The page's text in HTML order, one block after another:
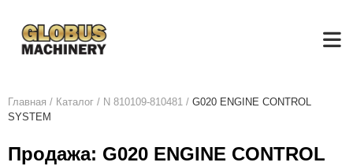
Главная / Каталог / N 810109-810481 / G020 ENGINE CONTROL
SYSTEM
Продажа: G020 ENGINE CONTROL